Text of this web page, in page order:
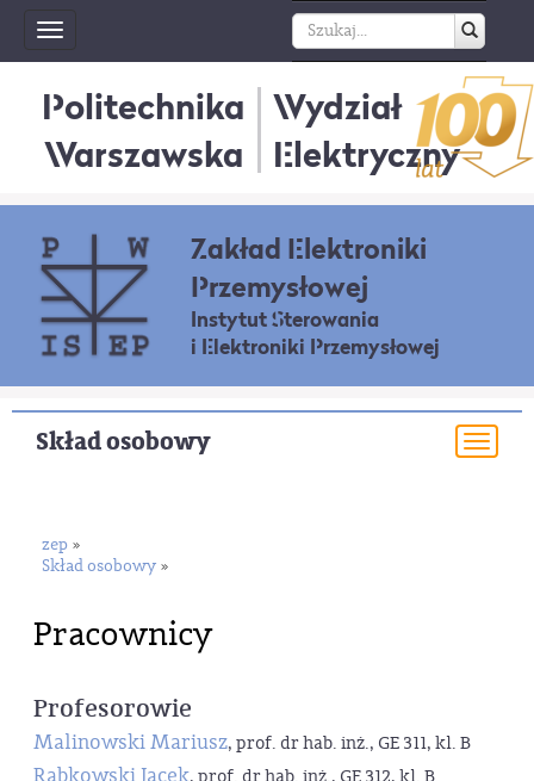
Toggle
navigation
Politechnika
Warszawska
Wydział
Elektryczny
Zakład Elektroniki
Przemysłowej
Instytut Sterowania
i Elektroniki Przemysłowej
Skład osobowy
zep »
Skład osobowy »
Pracownicy
Profesorowie
Malinowski Mariusz, prof. dr hab. inż., GE 311, kl. B
Rąbkowski Jacek, prof. dr hab. inż., GE 312, kl. B